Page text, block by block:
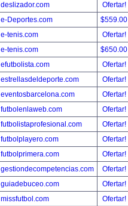
deslizador.com
Ofertar!
e-Deportes.com
$559.00
e-tenis.com
Ofertar!
e-tenis.com
$650.00
efutbolista.com
Ofertar!
estrellasdeldeporte.com
Ofertar!
eventosbarcelona.com
Ofertar!
futbolenlaweb.com
Ofertar!
futbolistaprofesional.com
Ofertar!
futbolplayero.com
Ofertar!
futbolprimera.com
Ofertar!
gestiondecompetencias.com
Ofertar!
guiadebuceo.com
Ofertar!
missfutbol.com
Ofertar!